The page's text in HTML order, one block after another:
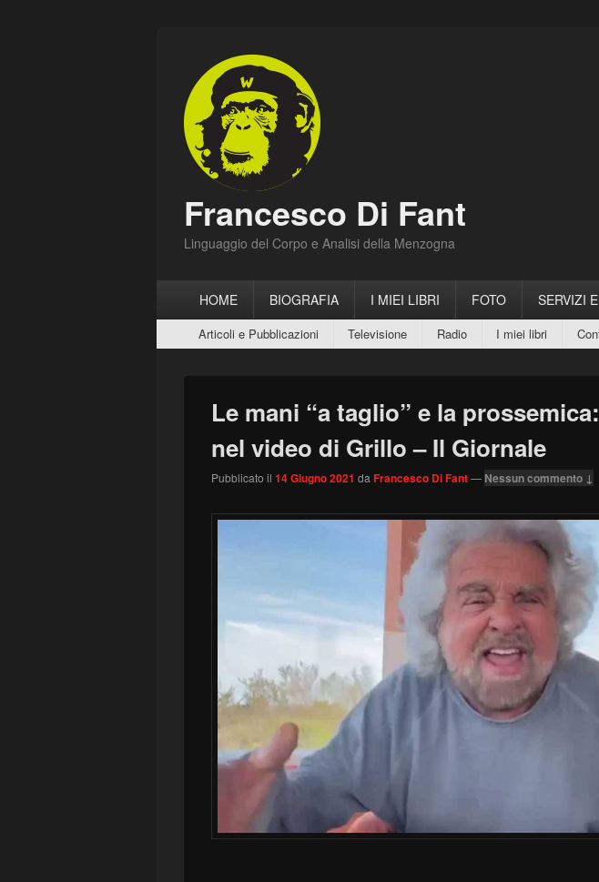
Francesco Di Fant
Linguaggio del Corpo e Analisi della Menzogna
principaleHOME BIOGRAFIA I MIEI LIBRI FOTO SERVIZI
secondario
Articoli e Pubblicazioni Televisione Radio I miei libri
Le mani “a taglio” e la
nel video di Grillo – Il Giornale
Pubblicato il 14 Giugno 2021 da Francesco Di Fant— Nessun commento ↓